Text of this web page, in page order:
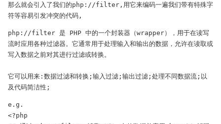
那么就会引入了我们的php://filter,用它来编码一遍我们带有特殊字
符等容易引发冲突的代码,
php://filter 是 PHP 中的一个封装器（wrapper），用于在读写
流时应用各种过滤器。它通常用于处理输入和输出的数据，允许在读取或
写入数据之前对其进行过滤或转换。
它可以用来:数据过滤和转换;输入过滤;输出过滤;处理不同数据流;以
及代码简洁性;
e.g.
<?php